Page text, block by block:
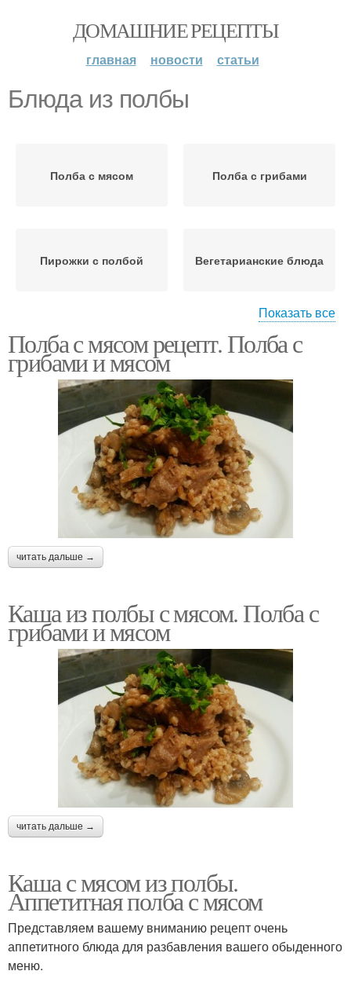
ДОМАШНИЕ РЕЦЕПТЫ
главная новости статьи
Блюда из полбы
Полба с мясом Полба с грибами
Пирожки с полбой Вегетарианские блюда
Полба с фасолью Суп из полбы
Каша из полбы Полба с курицей
Салат из полбы Аппетитная полба
Показать все
Полба с мясом рецепт. Полба с
грибами и мясом
читать дальше →
Каша из полбы с мясом. Полба с
грибами и мясом
читать дальше →
Каша с мясом из полбы.
Аппетитная полба с мясом
Представляем вашему вниманию рецепт очень
аппетитного блюда для разбавления вашего обыденного
меню.